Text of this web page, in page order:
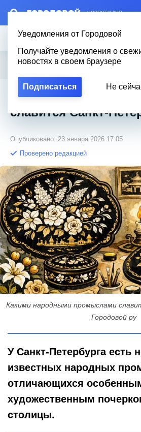
– НОВОСТИ ДНЯ
Уведомления от Городовой
Получайте уведомления о
новостях в своем браузере
Подписаться Не
Новости Эксклюзив Вопросы о
Городовой Вопросы о Петербурге / Какими
Какими народными
славится Санкт-
Опубликовано: 23 января 2026 17:05
Проверено редакцией
Какими народными промыслами
Городовой ру
У Санкт-Петербурга есть
известных народных
отличающихся
художественным
столицы.